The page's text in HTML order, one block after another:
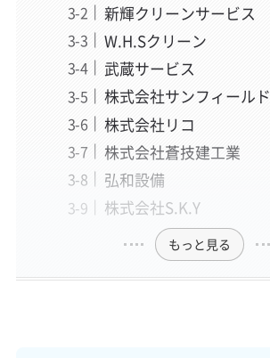
新輝クリーンサービス
W.H.Sクリーン
武蔵サービス
株式会社サンフィールド
株式会社リコ
株式会社蒼技建工業
弘和設備
株式会社S.K.Y
もっと見る